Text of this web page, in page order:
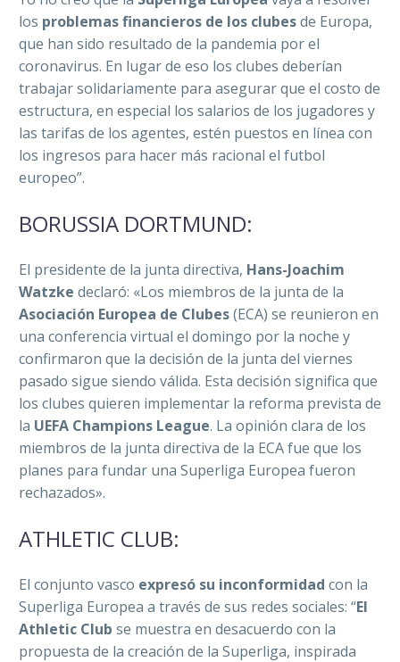
los problemas financieros de los clubesde Europa,
que han sido resultado de la pandemia por el
coronavirus. En lugar de eso los clubes deberían
trabajar solidariamente para asegurar que el costo de
estructura, en especial los salarios de los jugadores y
las tarifas de los agentes, estén puestos en línea con
los ingresos para hacer más racional el futbol
europeo”.
BORUSSIA DORTMUND:
El presidente de la junta directiva, Hans-Joachim
Watzke declaró: «Los miembros de la junta de la
Asociación Europea de Clubes(ECA) se reunieron en
una conferencia virtual el domingo por la noche y
confirmaron que la decisión de la junta del viernes
pasado sigue siendo válida. Esta decisión significa que
los clubes quieren implementar la reforma prevista de
la UEFA Champions League. La opinión clara de los
miembros de la junta directiva de la ECA fue que los
planes para fundar una Superliga Europea fueron
rechazados».
ATHLETIC CLUB:
El conjunto vasco expresó su inconformidad con la
Superliga Europea a través de sus redes sociales: “El
Athletic Club se muestra en desacuerdo con la
propuesta de la creación de la Superliga, inspirada